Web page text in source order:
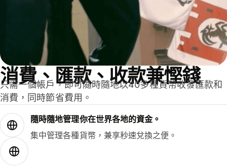
消費、匯款、收款兼慳錢
只需一個帳戶，即可隨時隨地以40多種貨幣收發匯款和
消費，同時節省費用。
隨時隨地管理你在世界各地的資金。
集中管理各種貨幣，兼享秒速兌換之便。